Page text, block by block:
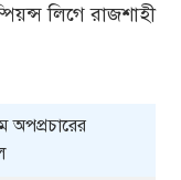
লিগে রাজশাহী
অপপ্রচারের